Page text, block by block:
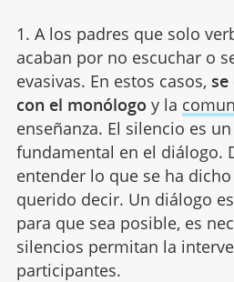
1. A los padres que solo
acaban por no escuchar o
evasivas. En estos casos, se
con el monólogo y la
enseñanza. El silencio es
fundamental en el diálogo.
entender lo que se ha
querido decir. Un diálogo
para que sea posible, es
silencios permitan la
participantes.